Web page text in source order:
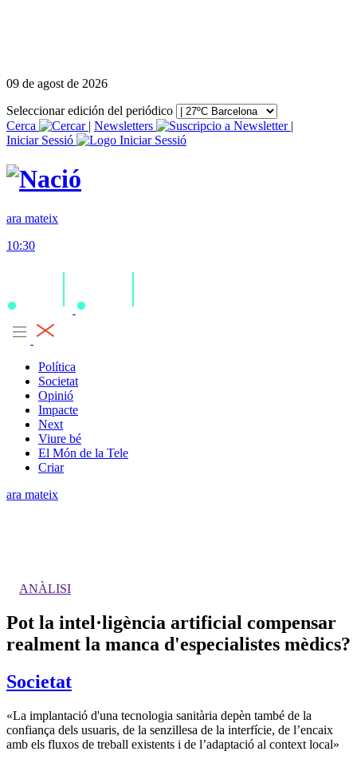
09 de agost de 2026
Seleccionar edición del periódico
Cerca
| Newsletters
|
Iniciar Sessió
ara mateix
10:30
Política
Societat
Opinió
Impacte
Next
Viure bé
El Món de la Tele
Criar
ara mateix
ANÀLISI
Pot la intel·ligència artificial compensar
realment la manca d'especialistes mèdics?
Societat
«La implantació d'una tecnologia sanitària depèn també de la
confiança dels usuaris, de la senzillesa de la interfície, de l’encaix
amb els fluxos de treball existents i de l’adaptació al context local»